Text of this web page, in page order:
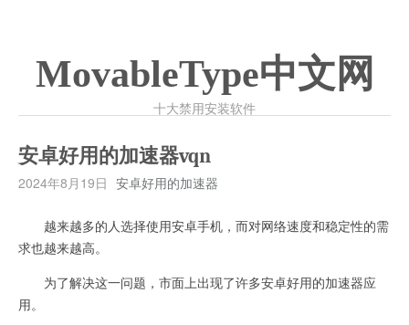
MovableType中文网
十大禁用安装软件
安卓好用的加速器vqn
2024年8月19日 安卓好用的加速器
越来越多的人选择使用安卓手机，而对网络速度和稳定性的需
求也越来越高。
为了解决这一问题，市面上出现了许多安卓好用的加速器应
用。